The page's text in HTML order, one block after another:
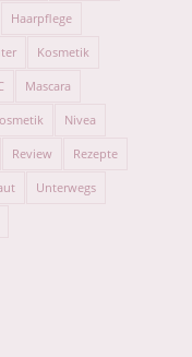
Haarpflege
Kosmetik
Mascara
Nivea
Review Rezepte
Unterwegs